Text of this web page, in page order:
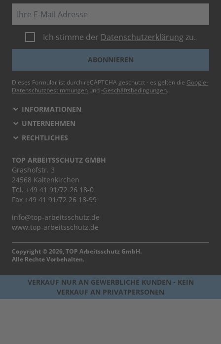
Ich stimme der Datenschutzerklärung zu.
ABONNIEREN
Dieses Formular ist durch reCAPTCHA geschützt - es gelten die Google-
Datenschutzbestimmungen und -Geschäftsbedingungen.
INFORMATIONEN
UNTERNEHMEN
RECHTLICHES
TOP ARBEITSSCHUTZ GMBH
Grashofstr. 3
24568 Kaltenkirchen
Tel. +49 41 91/72 26 18-0
Fax +49 41 91/72 26 18-99
info@top-arbeitsschutz.de
www.top-arbeitsschutz.de
Copyright © 2026, TOP Arbeitsschutz GmbH.
Alle Rechte Vorbehalten.
VERKAUF NUR AN GEWERBLICHE KUNDEN - KEIN
VERKAUF AN PRIVATPERSONEN